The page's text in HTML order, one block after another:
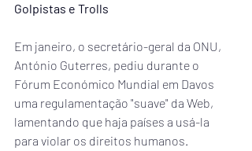
Golpistas e Trolls
Em janeiro, o secretário-geral da ONU,
António Guterres, pediu durante o
Fórum Económico Mundial em Davos
uma regulamentação "suave" da Web,
lamentando que haja países a usá-la
para violar os direitos humanos.